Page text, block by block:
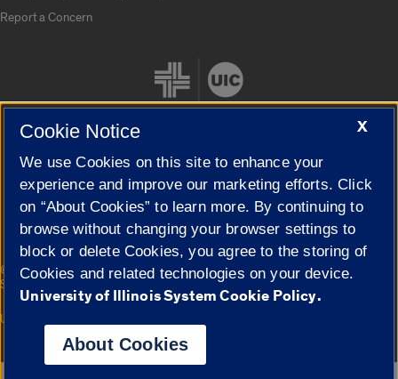
Report a Concern
Cookie Settings
© 2026 The Board of Trustees of the University of Illinois|
Privacy
Statement
Campuses
University of Illinois System
X
Cookie Notice
We use Cookies on this site to enhance your
experience and improve our marketing efforts. Click
on “About Cookies” to learn more. By continuing to
browse without changing your browser settings to
block or delete Cookies, you agree to the storing of
Cookies and related technologies on your device.
University of Illinois System Cookie Policy.
About Cookies